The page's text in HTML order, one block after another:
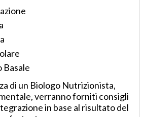
Basale
di un Biologo Nutrizionista,
verranno forniti consigli
in base al risultato del